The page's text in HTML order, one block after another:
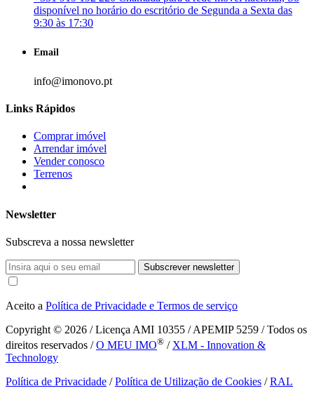
disponível no horário do escritório de Segunda a Sexta das
9:30 às 17:30
Email
info@imonovo.pt
Links Rápidos
Comprar imóvel
Arrendar imóvel
Vender conosco
Terrenos
Newsletter
Subscreva a nossa newsletter
Subscrever newsletter
Aceito a Política de Privacidade e Termos de serviço
Copyright © 2026 / Licença AMI 10355 / APEMIP 5259 / Todos os
direitos reservados /O MEU IMO® / XLM - Innovation &
Technology
Política de Privacidade /Política de Utilização de Cookies /RAL